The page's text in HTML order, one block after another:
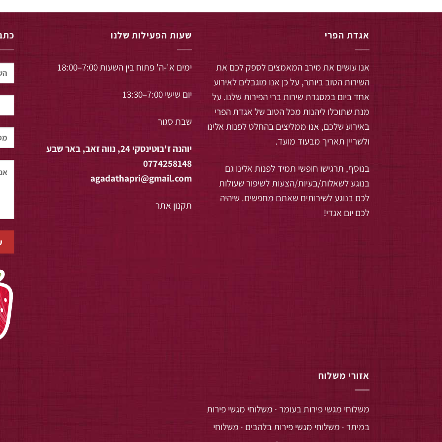
אגדת הפרי
אנו עושים את מירב המאמצים לספק לכם את
השירות הטוב ביותר, על כן אנו מוגבלים לאירוע
אחד ביום במסגרת שירות ברי הפירות שלנו. על
מנת שתוכלו ליהנות מכל הטוב של אגדת הפרי
באירוע שלכם, אנו ממליצים בהחלט לפנות אלינו
ולשריין תאריך מבעוד מועד.
בנוסף, תרגישו חופשי תמיד לפנות אלינו גם
בנוגע לשאלות/בעיות/הצעות לשיפור שעולות
לכם בנוגע לשירותים שאתם מחפשים. שיהיה
לכם יום אגדי!
שעות הפעילות שלנו
ימים א'-ה' פתוח בין השעות 7:00–18:00
יום שישי 7:00–13:30
שבת סגור
יוהנה ז'בוטינסקי 24, נווה זאב, באר שבע
0774258148
agadathapri@gmail.com
תקנון אתר
אזורי משלוח
משלוחי מגשי פירות בעומר· משלוחי מגשי פירות
במיתר· משלוחי מגשי פירות בלהבים · משלוחי